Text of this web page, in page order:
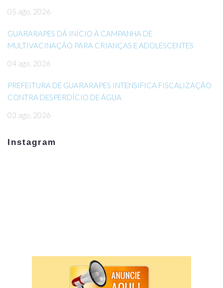
05 ago, 2026
GUARARAPES DÁ INÍCIO À CAMPANHA DE
MULTIVACINAÇÃO PARA CRIANÇAS E ADOLESCENTES
04 ago, 2026
PREFEITURA DE GUARARAPES INTENSIFICA FISCALIZAÇÃO
CONTRA DESPERDÍCIO DE ÁGUA
03 ago, 2026
Instagram